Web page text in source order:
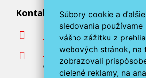
Súbory cookie a
sledovania používame
vášho zážitku z
webových stránok, na
zobrazovali
cielené reklamy, na
Kontaktujte nás
info@miroluk.sk
+420 377 222 313
Volajte v pracovné dni od 8. do